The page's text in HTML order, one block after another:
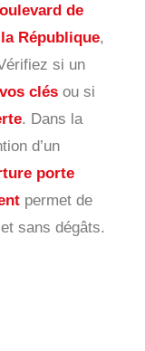
de
République,
si un
clésou si
. Dans la
d’un
porte
permet de
sans dégâts.